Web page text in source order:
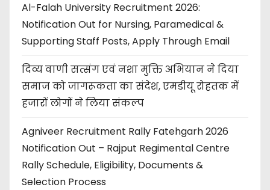
Al-Falah University Recruitment 2026:
Notification Out for Nursing, Paramedical &
Supporting Staff Posts, Apply Through Email
दिव्य वाणी सत्संग एवं नशा मुक्ति अभियान ने दिया
समाज को जागरूकता का संदेश, एमडीयू रोहतक में
हजारों लोगों ने लिया संकल्प
Agniveer Recruitment Rally Fatehgarh 2026
Notification Out – Rajput Regimental Centre
Rally Schedule, Eligibility, Documents &
Selection Process